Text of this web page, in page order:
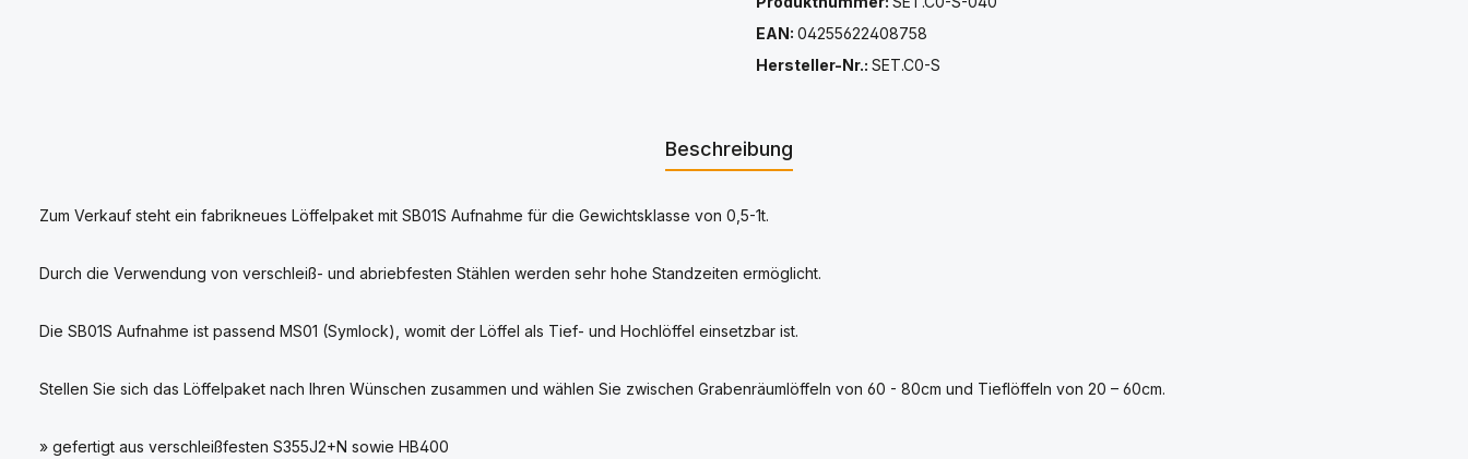
EAN: 04255622408758
Hersteller-Nr.: SET.C0-S
Beschreibung
Zum Verkauf steht ein fabrikneues Löffelpaket mit SB01S Aufnahme für die Gewichtsklasse von 0,5-1t.
Durch die Verwendung von verschleiß- und abriebfesten Stählen werden sehr hohe Standzeiten ermöglicht.
Die SB01S Aufnahme ist passend MS01 (Symlock), womit der Löffel als Tief- und Hochlöffel einsetzbar ist.
Stellen Sie sich das Löffelpaket nach Ihren Wünschen zusammen und wählen Sie zwischen Grabenräumlöffeln von 60 - 80cm und Tieflöffeln von 20 – 60cm.
» gefertigt aus verschleißfesten S355J2+N sowie HB400